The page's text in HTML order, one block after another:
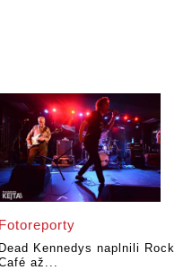
Fotoreporty
Dead Kennedys naplnili Rock
až...